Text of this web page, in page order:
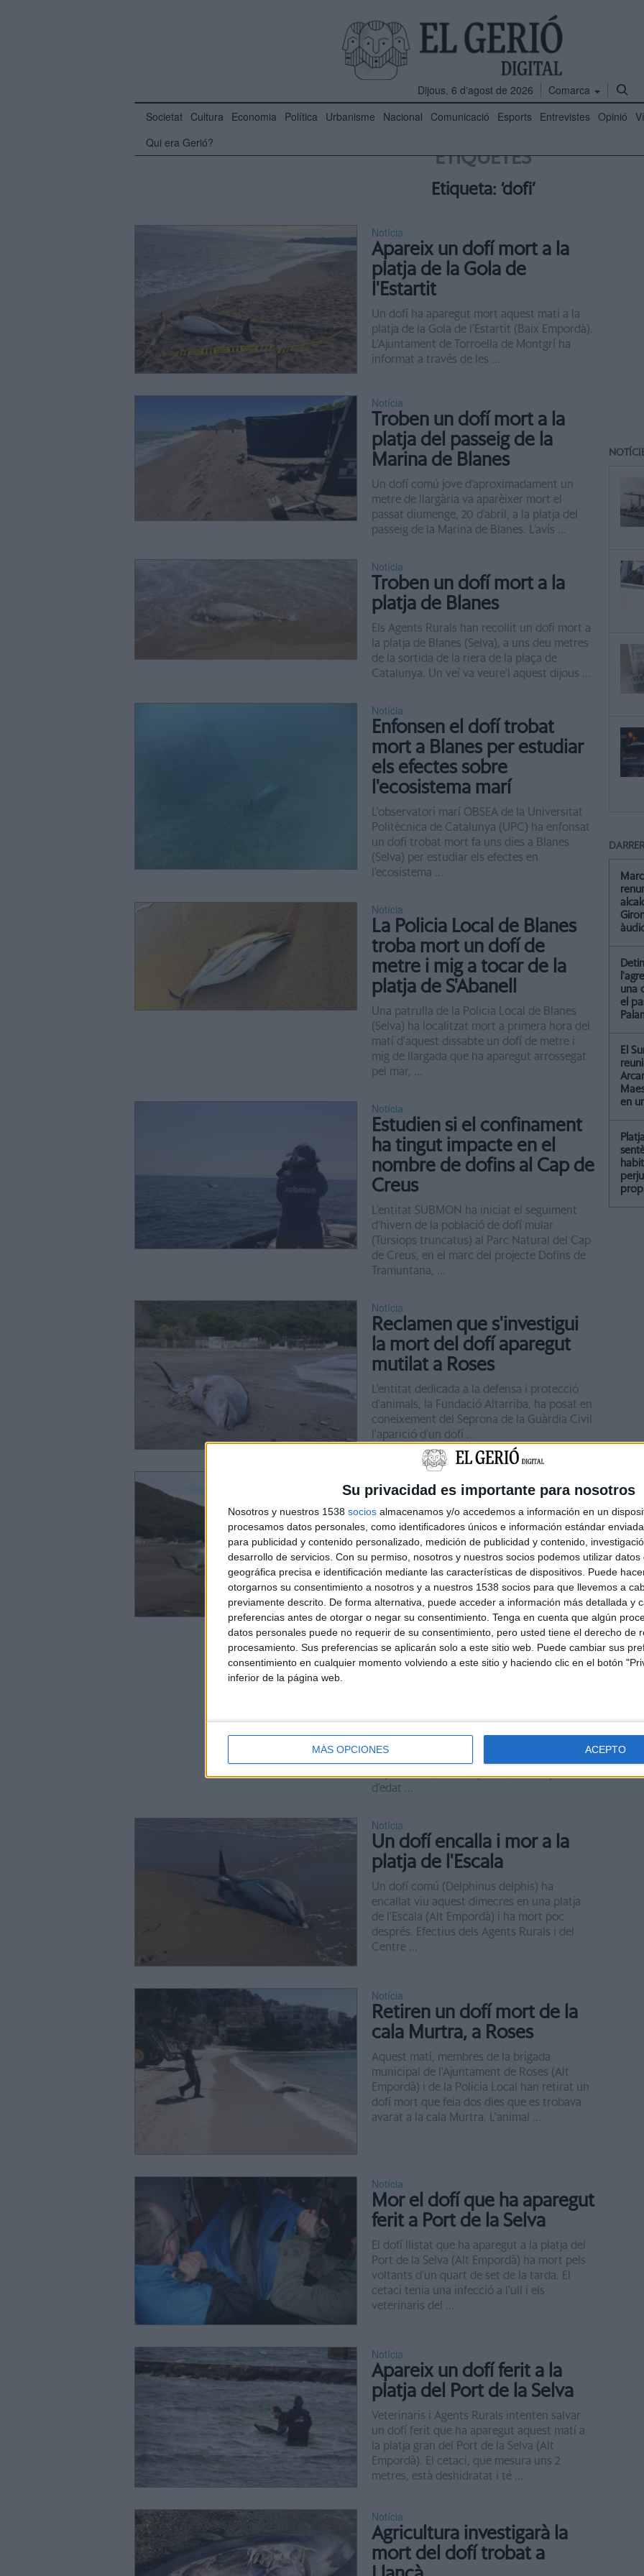
Su privacidad es importante para nosotros
Nosotros y nuestros 1538 socios almacenamos y/o accedemos a información en un
procesamos datos personales, como identificadores únicos e información estándar
para publicidad y contenido personalizado, medición de publicidad y contenido,
desarrollo de servicios. Con su permiso, nosotros y nuestros socios podemos utilizar datos
geográfica precisa e identificación mediante las características de dispositivos. Puede
otorgarnos su consentimiento a nosotros y a nuestros 1538 socios para que llevemos a
previamente descrito. De forma alternativa, puede acceder a información más detallada y
preferencias antes de otorgar o negar su consentimiento. Tenga en cuenta que algún
datos personales puede no requerir de su consentimiento, pero usted tiene el derecho de
procesamiento. Sus preferencias se aplicarán solo a este sitio web. Puede cambiar sus
consentimiento en cualquier momento volviendo a este sitio y haciendo clic en el botón
inferior de la página web.
MÁS OPCIONES ACEPTO
Dijous, 6 d'agost de 2026
Comarca
Societat Cultura Economia Política Urbanisme Nacional Comunicació Esports Entrevistes Opinió
Qui era Gerió?
ETIQUETES
Etiqueta: ‘dofi’
Notícia
Apareix un dofí mort a la
platja de la Gola de
l'Estartit
Un dofí ha aparegut mort aquest matí a la
platja de la Gola de l’Estartit (Baix Empordà).
L’Ajuntament de Torroella de Montgrí ha
informat a través de les ...
Notícia
Troben un dofí mort a la
platja del passeig de la
Marina de Blanes
Un dofí comú jove d’aproximadament un
metre de llargària va aparèixer mort el
passat diumenge, 20 d’abril, a la platja del
passeig de la Marina de Blanes. L’avís ...
Notícia
Troben un dofí mort a la
platja de Blanes
Els Agents Rurals han recollit un dofí mort a
la platja de Blanes (Selva), a uns deu metres
de la sortida de la riera de la plaça de
Catalunya. Un veí va veure'l aquest dijous ...
Notícia
Enfonsen el dofí trobat
mort a Blanes per estudiar
els efectes sobre
l'ecosistema marí
L'observatori marí OBSEA de la Universitat
Politècnica de Catalunya (UPC) ha enfonsat
un dofí trobat mort fa uns dies a Blanes
(Selva) per estudiar els efectes en
l'ecosistema ...
Notícia
La Policia Local de Blanes
troba mort un dofí de
metre i mig a tocar de la
platja de S'Abanell
Una patrulla de la Policia Local de Blanes
(Selva) ha localitzat mort a primera hora del
matí d'aquest dissabte un dofí de metre i
mig de llargada que ha aparegut arrossegat
pel mar, ...
Notícia
Estudien si el confinament
ha tingut impacte en el
nombre de dofins al Cap de
Creus
L’entitat SUBMON ha iniciat el seguiment
d’hivern de la població de dofí mular
(Tursiops truncatus) al Parc Natural del Cap
de Creus, en el marc del projecte Dofins de
Tramuntana, ...
Notícia
Reclamen que s'investigui
la mort del dofí aparegut
mutilat a Roses
L'entitat dedicada a la defensa i protecció
d'animals, la Fundació Altarriba, ha posat en
coneixement del Seprona de la Guàrdia Civil
l'aparició d'un dofí ...
Apareix un dofí amb les
aletes amputades i
l'estomac obert a Roses
La Policia Local de Roses (Alt Empordà) va
rebre divendres al matí l’avís de part dels
treballadors d'elBulli Foundation que hi
havia un dofí mort a la platja de Cala ...
Notícia
Troben mort un exemplar
d'edat ...
Notícia
Un dofí encalla i mor a la
platja de l'Escala
Un dofí comú (Delphinus delphis) ha
encallat viu aquest dimecres en una platja
de l'Escala (Alt Empordà) i ha mort poc
després. Efectius dels Agents Rurals i del
Centre ...
Notícia
Retiren un dofí mort de la
cala Murtra, a Roses
Aquest matí, membres de la brigada
municipal de l'Ajuntament de Roses (Alt
Empordà) i de la Policia Local han retirat un
dofí mort que feia dos dies que es trobava
avarat a la cala Murtra. L'animal ...
Notícia
Mor el dofí que ha aparegut
ferit a Port de la Selva
El dofí llistat que ha aparegut a la platja del
Port de la Selva (Alt Empordà) ha mort pels
voltants d'un quart de set de la tarda. El
cetaci tenia una infecció a l'ull i els
veterinaris del ...
Notícia
Apareix un dofí ferit a la
platja del Port de la Selva
Veterinaris i Agents Rurals intenten salvar
un dofí ferit que ha aparegut aquest matí a
la platja gran del Port de la Selva (Alt
Empordà). El cetaci, que mesura uns 2
metres, està deshidratat i té ...
Notícia
Agricultura investigarà la
mort del dofí trobat a
una
el
El
en